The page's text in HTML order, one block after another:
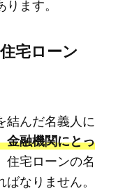
ます。
宅ローン
結んだ名義人に
金融機関にとっ
住宅ローンの名
なりません。